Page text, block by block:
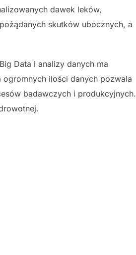
dawek leków,
skutków ubocznych, a
Data i analizy danych ma
ilości danych pozwala
badawczych i produkcyjnych.